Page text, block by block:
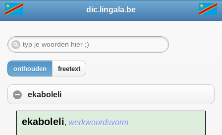
dic.lingala.be
onthouden freetext
ekaboleli
ekaboleli, werkwoordsvorm